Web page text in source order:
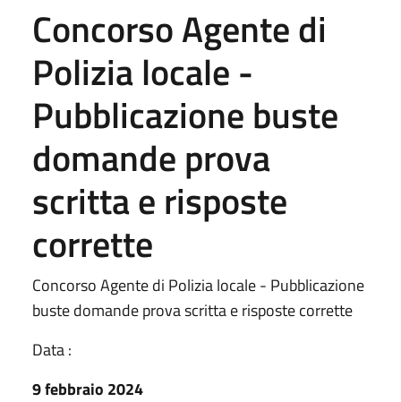
Concorso Agente di
Polizia locale -
Pubblicazione buste
domande prova
scritta e risposte
corrette
Concorso Agente di Polizia locale - Pubblicazione
buste domande prova scritta e risposte corrette
Data :
9 febbraio 2024